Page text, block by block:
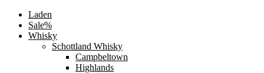
Laden
Sale%
Whisky
Schottland Whisky
Campbeltown
Highlands